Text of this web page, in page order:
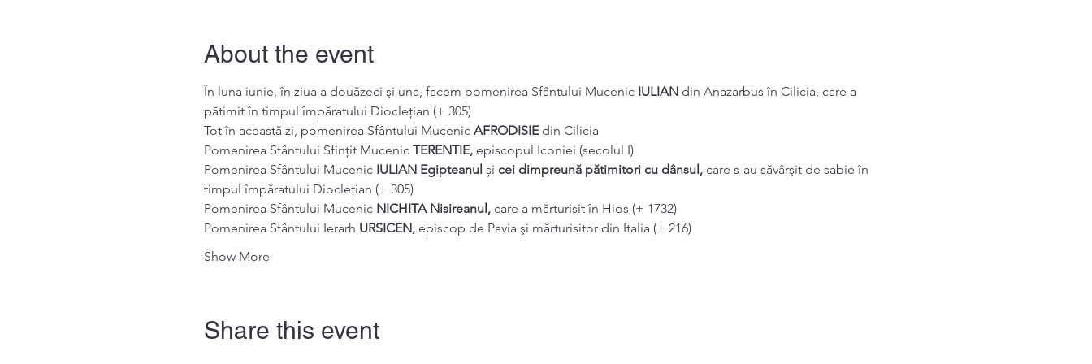
About the event
În luna iunie, în ziua a douăzeci şi una, facem pomenirea Sfântului Mucenic IULIAN din Anazarbus în Cilicia, care a
pătimit în timpul împăratului Dioclețian (+ 305)
Tot în această zi, pomenirea Sfântului Mucenic AFRODISIE din Cilicia
Pomenirea Sfântului Sfințit Mucenic TERENTIE, episcopul Iconiei (secolul I)
Pomenirea Sfântului Mucenic IULIAN Egipteanul și cei dimpreună pătimitori cu dânsul, care s-au săvârşit de sabie în
timpul împăratului Dioclețian (+ 305)
Pomenirea Sfântului Mucenic NICHITA Nisireanul, care a mărturisit în Hios (+ 1732)
Pomenirea Sfântului Ierarh URSICEN, episcop de Pavia şi mărturisitor din Italia (+ 216)
Show More
Share this event